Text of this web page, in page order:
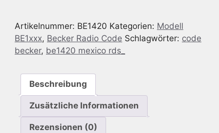
Becker
BE1420
Mexico
Menge
Artikelnummer: BE1420 Kategorien: Modell
BE1xxx, Becker Radio Code Schlagwörter: code
becker, be1420 mexico rds_
Beschreibung
Zusätzliche Informationen
Rezensionen (0)